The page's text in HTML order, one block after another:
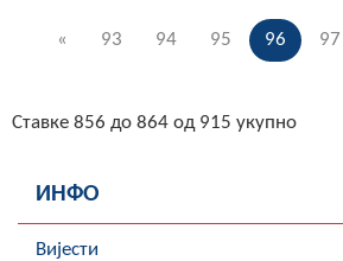
« 93 94 95 96 97
Ставке 856 до 864 од 915 укупно
ИНФО
Вијести